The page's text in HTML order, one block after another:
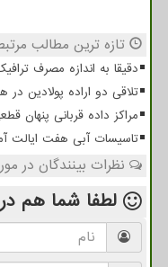
تازه ترین مطالب
دقیقا به اندازه مصرف
تلاقی دو اراده پولادین
مراکز داده قربانی پنهان
تاسیسات آبی هفت ایالت
نظرات بینندگان در
لطفا شما هم